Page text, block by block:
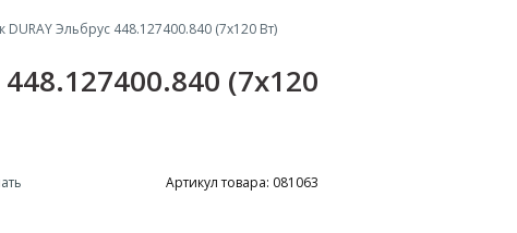
Эльбрус 448.127400.840 (7х120 Вт)
(7х120
Артикул товара: 081063